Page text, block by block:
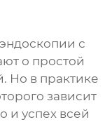
с
о простой
Но в практике
зависит
и успех всей